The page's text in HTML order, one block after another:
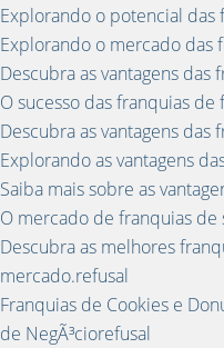
Explorando o potencial das
Explorando o mercado das
Descubra as vantagens
O sucesso das franquias
Descubra as vantagens das
Explorando as vantagens
Saiba mais sobre as
O mercado de franquias de
Descubra as melhores
mercado.refusal
Franquias de Cookies e
de NegÃ³ciorefusal